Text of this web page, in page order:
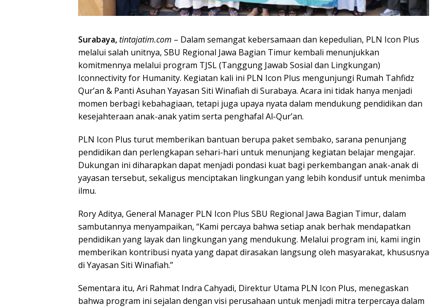
Surabaya,tintajatim.com – Dalam semangat kebersamaan dan kepedulian, PLN Icon Plus
melalui salah unitnya, SBU Regional Jawa Bagian Timur kembali menunjukkan
komitmennya melalui program TJSL (Tanggung Jawab Sosial dan Lingkungan)
Iconnectivity for Humanity. Kegiatan kali ini PLN Icon Plus mengunjungi Rumah Tahfidz
Qur’an & Panti Asuhan Yayasan Siti Winafiah di Surabaya. Acara ini tidak hanya menjadi
momen berbagi kebahagiaan, tetapi juga upaya nyata dalam mendukung pendidikan dan
kesejahteraan anak-anak yatim serta penghafal Al-Qur’an.
PLN Icon Plus turut memberikan bantuan berupa paket sembako, sarana penunjang
pendidikan dan perlengkapan sehari-hari untuk menunjang kegiatan belajar mengajar.
Dukungan ini diharapkan dapat menjadi pondasi kuat bagi perkembangan anak-anak di
yayasan tersebut, sekaligus menciptakan lingkungan yang lebih kondusif untuk menimba
ilmu.
Rory Aditya, General Manager PLN Icon Plus SBU Regional Jawa Bagian Timur, dalam
sambutannya menyampaikan, “Kami percaya bahwa setiap anak berhak mendapatkan
pendidikan yang layak dan lingkungan yang mendukung. Melalui program ini, kami ingin
memberikan kontribusi nyata yang dapat dirasakan langsung oleh masyarakat, khususnya
di Yayasan Siti Winafiah.”
Sementara itu, Ari Rahmat Indra Cahyadi, Direktur Utama PLN Icon Plus, menegaskan
bahwa program ini sejalan dengan visi perusahaan untuk menjadi mitra terpercaya dalam